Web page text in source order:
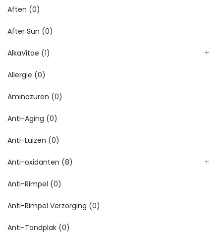
Aften (0)
After Sun (0)
AlkaVitae (1)
Allergie (0)
Aminozuren (0)
Anti-Aging (0)
Anti-Luizen (0)
Anti-oxidanten (8)
Anti-Rimpel (0)
Anti-Rimpel Verzorging (0)
Anti-Tandplak (0)